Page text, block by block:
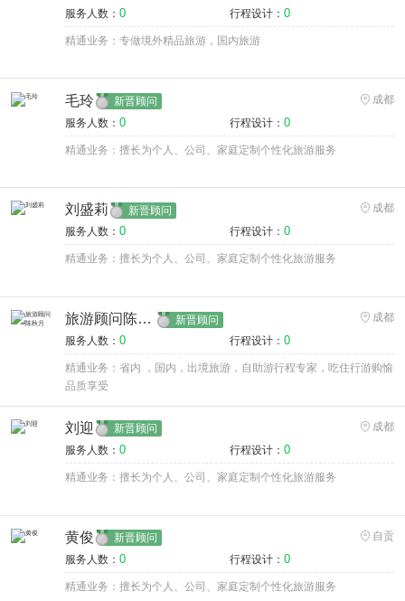
服务人数： 0 行程设计： 0
精通业务：专做境外精品旅游，国内旅游
毛玲 新晋顾问
成都
服务人数： 0 行程设计： 0
精通业务：擅长为个人、公司、家庭定制个性化旅游服务
刘盛莉 新晋顾问
成都
服务人数： 0 行程设计： 0
精通业务：擅长为个人、公司、家庭定制个性化旅游服务
旅游顾问陈秋月 新晋顾问
成都
服务人数： 0 行程设计： 0
精通业务：省内 ，国内，出境旅游，自助游行程专家，吃住行游购愉
品质享受
刘迎 新晋顾问
成都
服务人数： 0 行程设计： 0
精通业务：擅长为个人、公司、家庭定制个性化旅游服务
黄俊 新晋顾问
自贡
服务人数： 0 行程设计： 0
精通业务：擅长为个人、公司、家庭定制个性化旅游服务